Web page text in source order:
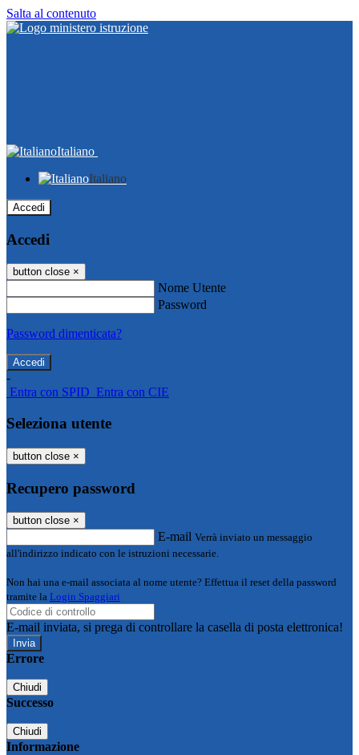
Salta al contenuto
Italiano
Italiano
Accedi
Accedi
button close ×
Nome Utente
Password
Password dimenticata?
-
Entra con SPID Entra con CIE
Seleziona utente
button close ×
Recupero password
button close ×
E-mail Verrà inviato un messaggio
all'indirizzo indicato con le istruzioni necessarie.
Non hai una e-mail associata al nome utente? Effettua il reset della password
tramite la Login Spaggiari
E-mail inviata, si prega di controllare la casella di posta elettronica!
Errore
Chiudi
Successo
Chiudi
Informazione